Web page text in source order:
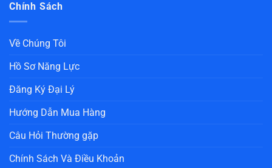
Chính Sách
Về Chúng Tôi
Hồ Sơ Năng Lực
Đăng Ký Đại Lý
Hướng Dẫn Mua Hàng
Câu Hỏi Thường gặp
Chính Sách Và Điều Khoản